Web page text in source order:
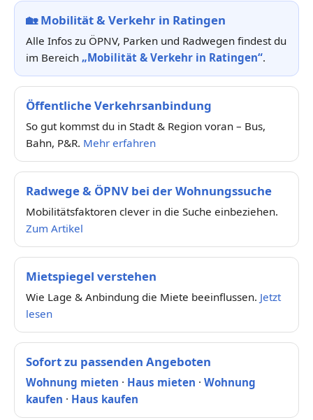
🏡Mobilität & Verkehr in Ratingen
Alle Infos zu ÖPNV, Parken und Radwegen findest du
im Bereich „Mobilität & Verkehr in Ratingen“.
Öffentliche Verkehrsanbindung
So gut kommst du in Stadt & Region voran – Bus,
Bahn, P&R. Mehr erfahren
Radwege & ÖPNV bei der Wohnungssuche
Mobilitätsfaktoren clever in die Suche einbeziehen.
Zum Artikel
Mietspiegel verstehen
Wie Lage & Anbindung die Miete beeinflussen. Jetzt
lesen
Sofort zu passenden Angeboten
Wohnung mieten · Haus mieten · Wohnung
kaufen · Haus kaufen